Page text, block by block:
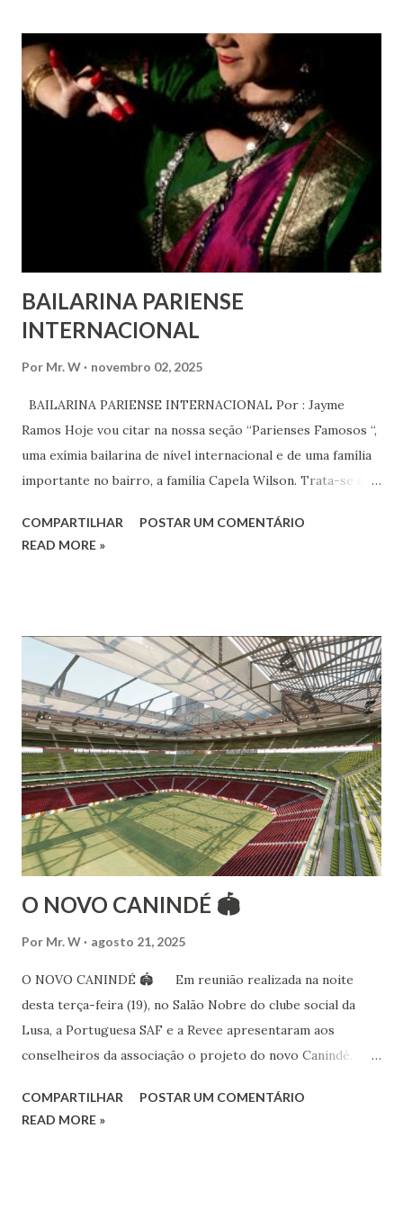
Estes direitos humanos – os direitos à liberdade de opinião
e de expressão, de reunião pacífica e de associação, e de
participar no governo (artigos 19, 20 e 21 da Declaração
Universal dos Direitos Humanos ) – têm estado no centro
das mudanças históricas no mundo árabe nos últimos dois
anos, em que milhões foram às ruas para exigir mudanças.
Em outras partes do mundo, os “99%” fizeram suas vozes
serem ouvidas através ...
BAILARINA PARIENSE
INTERNACIONAL
Por Mr. W novembro 02, 2025
BAILARINA PARIENSE INTERNACIONAL Por : Jayme
Ramos Hoje vou citar na nossa seção “Parienses Famosos “,
uma exímia bailarina de nível internacional e de uma família
importante no bairro, a família Capela Wilson. Trata-se da
Vamos às informações de seu site : Bailarina e professora
Esteve na Índia aprofundando seus estudos neste estilo
além de partir para pesquisa e vivência das danças
folclóricas do Rajastão (Kalbelia, Banjara, Ghoomar, Chair).
Bailarina profissional e professora de dança. Dedica-se há
15 anos ao estudo e pesquisa de danças étnicas, em especial
às danças ciganas, árabes e indianas. Iniciou seus estudos de
dança aos 4 anos de idade (em 1982) no balé clássico,
passando por diversas atividades co...
COMPARTILHAR
POSTAR UM COMENTÁRIO
READ MORE »
O NOVO CANINDÉ 🏟
Por Mr. W agosto 21, 2025
O NOVO CANINDÉ 🏟 Em reunião realizada na noite
desta terça-feira (19), no Salão Nobre do clube social da
Lusa, a Portuguesa SAF e a Revee apresentaram aos
conselheiros da associação o projeto do novo Canindé.
complexo, que englobará clube social, edifício garagem
COMPARTILHAR
POSTAR UM COMENTÁRIO
READ MORE »